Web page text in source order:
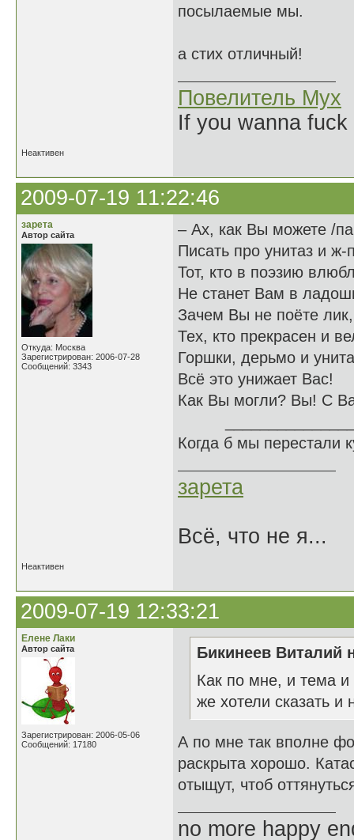
посылаемые мы.
а стих отличный!
Повелитель Мух
If you wanna
Неактивен
2009-07-19 11:22:46
зарета
Автор сайта
Откуда: Москва
Зарегистрирован: 2006-07-28
Сообщений: 3343
– Ах, как Вы можете /
Писать про унитаз и ж-
Тот, кто в поэзию
Не станет Вам в
Зачем Вы не поёте лик,
Тех, кто прекрасен и
Горшки, дерьмо и
Всё это унижает Вас!
Как Вы могли? Вы! С
Когда б мы перестали
зарета
Всё, что не я...
Неактивен
2009-07-19 12:33:21
Елене Лаки
Автор сайта
Зарегистрирован: 2006-05-06
Сообщений: 17180
Бикинеев Виталий
Как по мне, и тема
же хотели сказать и
А по мне так вполне
раскрыта хорошо.
отыщут, чтоб
no more happy